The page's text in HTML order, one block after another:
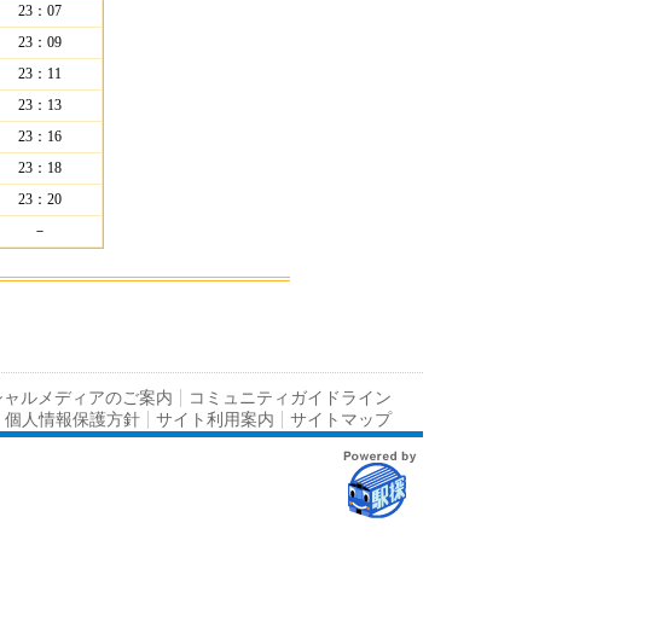
23：07
23：09
23：11
23：13
23：16
23：18
23：20
－